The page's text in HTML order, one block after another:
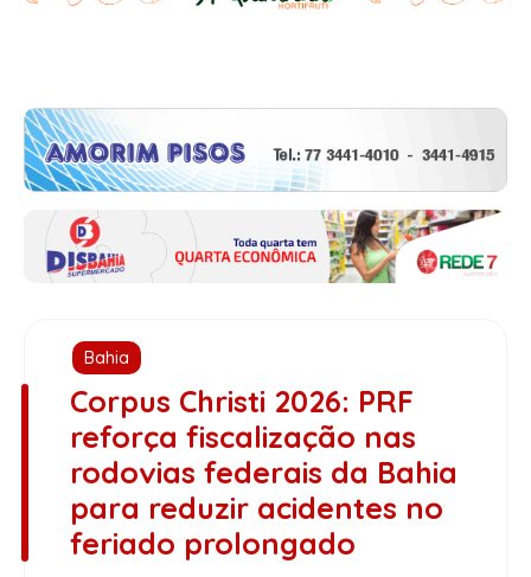
Bahia
Corpus Christi 2026: PRF
reforça fiscalização nas
rodovias federais da Bahia
para reduzir acidentes no
feriado prolongado